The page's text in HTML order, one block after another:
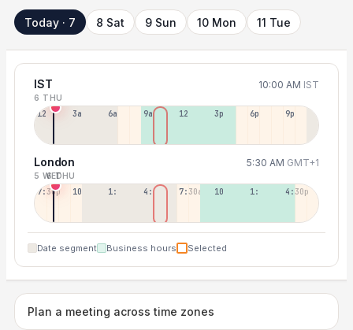
Today · 7 8 Sat 9 Sun 10 Mon 11 Tue
IST 10:00 AM IST
6 THU
12a 3a 6a 9a 12p 3p 6p 9p
London 5:30 AM GMT+1
5 WED
6 THU
7:30p 10:30p 1:30a 4:30a 7:30a 10:30a 1:30p 4:30p
Date segment Business hours Selected
Plan a meeting across time zones